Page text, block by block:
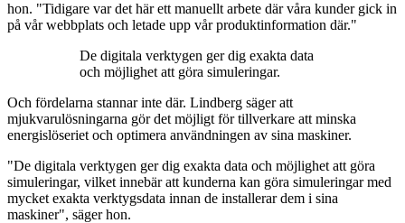
hon. "Tidigare var det här ett manuellt arbete där våra kunder gick in
på vår webbplats och letade upp vår produktinformation där."
De digitala verktygen ger dig exakta data
och möjlighet att göra simuleringar.
Och fördelarna stannar inte där. Lindberg säger att
mjukvarulösningarna gör det möjligt för tillverkare att minska
energislöseriet och optimera användningen av sina maskiner.
"De digitala verktygen ger dig exakta data och möjlighet att göra
simuleringar, vilket innebär att kunderna kan göra simuleringar med
mycket exakta verktygsdata innan de installerar dem i sina
maskiner", säger hon.